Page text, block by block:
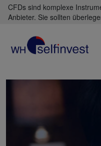
CFDs sind komplexe
Anbieter. Sie sollten